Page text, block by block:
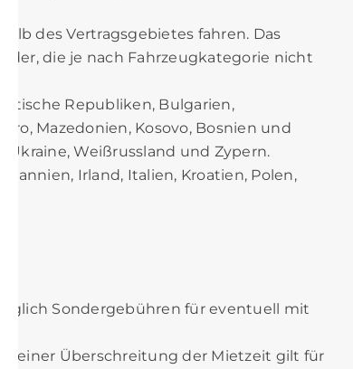
des Vertragsgebietes fahren. Das
die je nach Fahrzeugkategorie nicht
Republiken, Bulgarien,
Mazedonien, Kosovo, Bosnien und
Ukraine, Weißrussland und Zypern.
Irland, Italien, Kroatien, Polen,
Sondergebühren für eventuell mit
einer Überschreitung der Mietzeit gilt für